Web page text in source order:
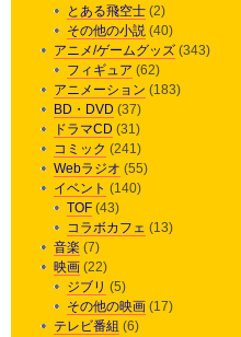
とある飛空士 (2)
その他の小説 (40)
アニメ/ゲームグッズ (343)
フィギュア (62)
アニメーション (183)
BD・DVD (37)
ドラマCD (31)
コミック (241)
Webラジオ (55)
イベント (140)
TOF (43)
コラボカフェ (13)
音楽 (7)
映画 (22)
ジブリ (5)
その他の映画 (17)
テレビ番組 (6)